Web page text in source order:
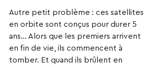
Autre petit problème : ces satellites
en orbite sont conçus pour durer 5
ans… Alors que les premiers arrivent
en fin de vie, ils commencent à
tomber. Et quand ils brûlent en